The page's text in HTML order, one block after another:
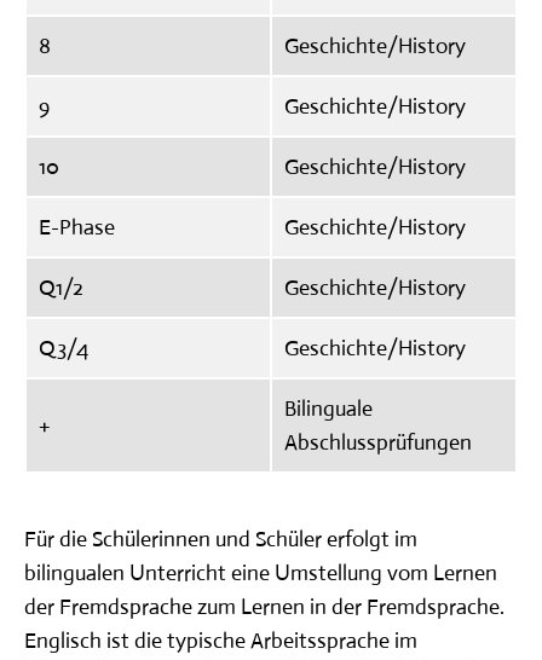
8 Geschichte/History
9 Geschichte/History
10 Geschichte/History
E-Phase Geschichte/History
Q1/2 Geschichte/History
Q3/4 Geschichte/History
+
Bilinguale
Abschlussprüfungen
Für die Schülerinnen und Schüler erfolgt im
bilingualen Unterricht eine Umstellung vom Lernen
der Fremdsprache zum Lernen in der Fremdsprache.
Englisch ist die typische Arbeitssprache im